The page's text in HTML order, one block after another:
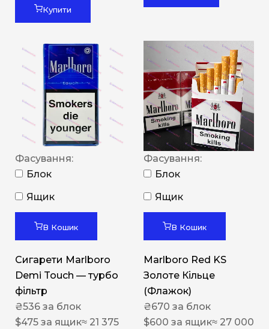
Купити
Фасування:
Блок
Ящик
В Кошик
Сигарети Marlboro
Demi Touch — турбо
фільтр
₴536 за блок
$475 за ящик≈ 21 375
Фасування:
Блок
Ящик
В Кошик
Marlboro Red KS
Золоте Кільце
(Флажок)
₴670 за блок
$600 за ящик≈ 27 000